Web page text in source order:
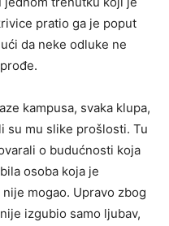
pratio ga je poput
da neke odluke ne
kampusa, svaka klupa,
su mu slike prošlosti. Tu
o budućnosti koja
osoba koja je
mogao. Upravo zbog
izgubio samo ljubav,